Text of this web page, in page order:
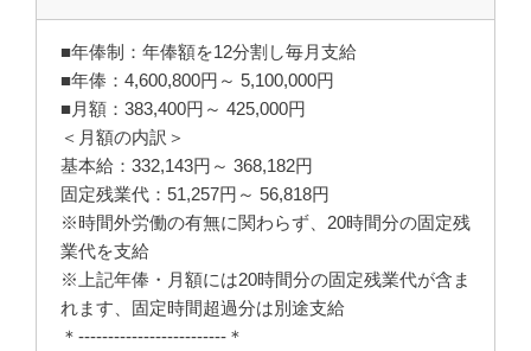
■年俸制：年俸額を12分割し毎月支給
■年俸：4,600,800円～ 5,100,000円
■月額：383,400円～ 425,000円
＜月額の内訳＞
基本給：332,143円～ 368,182円
固定残業代：51,257円～ 56,818円
※時間外労働の有無に関わらず、20時間分の固定残
業代を支給
※上記年俸・月額には20時間分の固定残業代が含ま
れます、固定時間超過分は別途支給
＊-------------------------＊